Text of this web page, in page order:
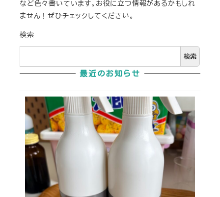
など色々書いています。お役に立つ情報があるかもしれ
ません！ぜひチェックしてください。
検索
検索
最近のお知らせ